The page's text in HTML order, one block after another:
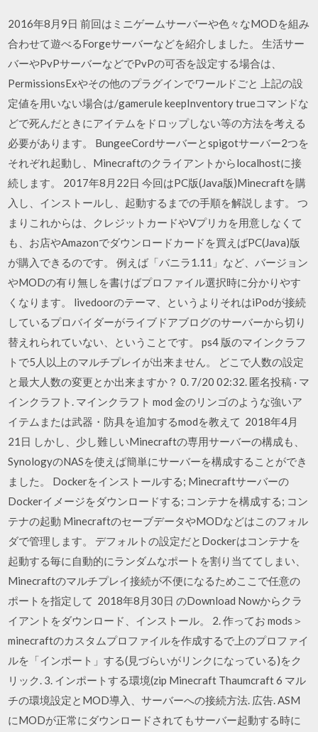
2016年8月9日 前回はミニゲームサーバーや色々なMODを組み
合わせて遊べるForgeサーバーなどを紹介しました。 生活サー
バーやPvPサーバーなどでPvPの可否を設定する場合は、
PermissionsExやその他のプラグインでワールドごと 上記の設
定値を用いない場合は/gamerule keepInventory trueコマンドな
どで死んだときにアイテムをドロップしない等の方法を考える
必要があります。 BungeeCordサーバーとspigotサーバー2つを
それぞれ起動し、Minecraftのクライアントからlocalhostに接
続します。 2017年8月22日 今回はPC版(Java版)Minecraftを購
入し、インストールし、起動するまでの手順を解説します。 つ
まりこれからは、クレジットカードやVプリカを用意しなくて
も、お店やAmazonでダウンロードカードを買えばPC(Java)版
が購入できるのです。 例えば「バニラ1.11」など、バージョン
やMODの有り無しを書けばプロファイル選択時に分かりやす
くなります。 livedoorのテーマ、というよりそれはiPodが接続
しているプロバイダーがライブドアブログのサーバーから切り
替えれられていない、ということです。 ps4 版のマインクラフ
トで5人以上のマルチプレイが出来ません。 どこで人数の設定
と最大人数の変更とか出来ますか？ 0. 7/20 02:32. 匿名投稿 · マ
インクラフト. マインクラフト mod 金のリンゴのような強いア
イテムまたは武器・防具を追加するmodを教えて 2018年4月
21日 しかし、少し難しいMinecraftの専用サーバーの構成も、
SynologyのNASを使えば簡単にサーバーを構成することができ
ました。 Dockerをインストールする; Minecraftサーバーの
Dockerイメージをダウンロードする; コンテナを構成する; コン
テナの起動 MinecraftのセーブデータやMODなどはこのフォル
ダで管理します。 デフォルトの設定だとDockerはコンテナを
起動する毎に自動的にランダムなポートを割り当ててしまい、
Minecraftのマルチプレイ接続が不便になるためここで任意の
ポートを指定して 2018年8月30日 のDownload Nowからクラ
イアントをダウンロード、インストール。 2. 作ってお mods＞
minecraftのカスタムプロファイルを作成するで上のプロファイ
ルを「インポート」する(見づらいがリンクになっている)をク
リック. 3. インポートする環境(zip Minecraft Thaumcraft 6 マル
チの環境設定とMOD導入、サーバーへの接続方法. 広告. ASM
にMODが正常にダウンロードされてもサーバー起動する時に